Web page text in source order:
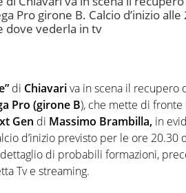
Pro girone B. Calcio d’inizio
dove vederla in tv
di Chiavariva in scena il recupero
Pro (girone B), che mette di fronte
Gen di Massimo Brambilla, in
d’inizio previsto per le ore
di probabili formazioni,
Tv e streaming.